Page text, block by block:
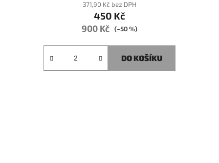
371,90 Kč bez DPH
450 Kč
900 Kč (–50 %)
DO KOŠÍKU